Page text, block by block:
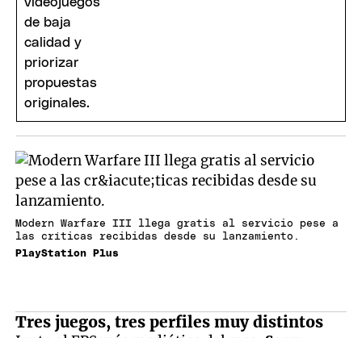
Modern Warfare III llega gratis al servicio pese a
las críticas recibidas desde su lanzamiento.
PlayStation Plus
Tres juegos, tres perfiles muy distintos